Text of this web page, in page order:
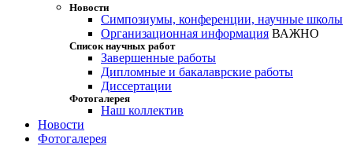
Новости
Симпозиумы, конференции, научные школы
Организационная информация ВАЖНО
Список научных работ
Завершенные работы
Дипломные и бакалаврские работы
Диссертации
Фотогалерея
Наш коллектив
Новости
Фотогалерея